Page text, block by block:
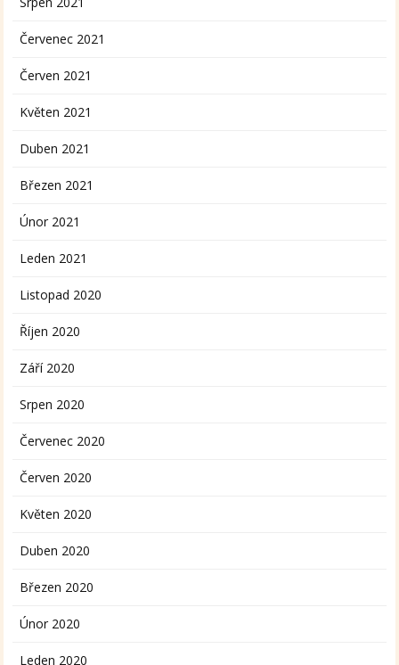
Červenec 2021
Červen 2021
Květen 2021
Duben 2021
Březen 2021
Únor 2021
Leden 2021
Listopad 2020
Říjen 2020
Září 2020
Srpen 2020
Červenec 2020
Červen 2020
Květen 2020
Duben 2020
Březen 2020
Únor 2020
Leden 2020